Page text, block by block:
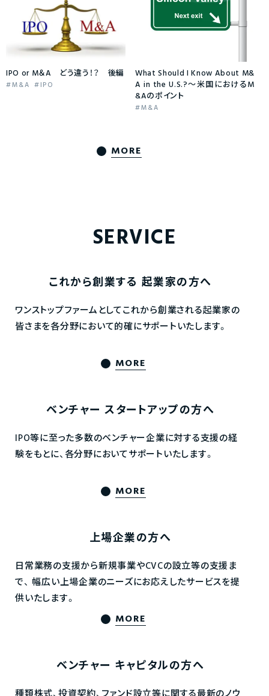
IPO or M＆A どう違う！？ 後編
M&A IPO
What Should I Know About M&
A in the U.S.?～米国におけるM
&Aのポイント
M&A
MORE
SERVICE
これから創業する 起業家の方へ
ワンストップファームとしてこれから創業される起業家の
皆さまを各分野において的確にサポートいたします。
MORE
ベンチャー スタートアップの方へ
IPO等に至った多数のベンチャー企業に対する支援の経
験をもとに、各分野においてサポートいたします。
MORE
上場企業の方へ
日常業務の支援から新規事業やCVCの設立等の支援ま
で、 幅広い上場企業のニーズにお応えしたサービスを提
供いたします。
MORE
ベンチャー キャピタルの方へ